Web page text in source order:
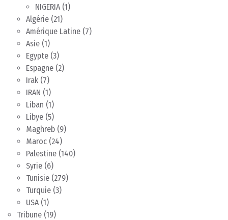
NIGERIA(1)
Algérie (21)
Amérique Latine (7)
Asie (1)
Egypte (3)
Espagne (2)
Irak (7)
IRAN (1)
Liban (1)
Libye (5)
Maghreb (9)
Maroc (24)
Palestine (140)
Syrie (6)
Tunisie (279)
Turquie (3)
USA(1)
Tribune (19)